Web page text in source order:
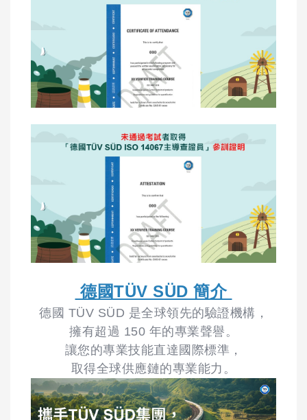
德國TÜV SÜD 簡介
德國 TÜV SÜD 是全球領先的驗證機構，
擁有超過 150 年的專業聲譽。
讓您的專業技能直達國際標準，
取得全球供應鏈的專業能力。